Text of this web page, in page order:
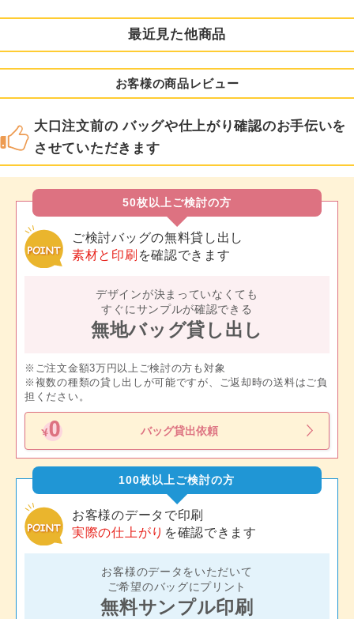
最近見た他商品
お客様の商品レビュー
大口注文前の バッグや仕上がり確認のお手伝いを
させていただきます
50枚以上ご検討の方
ご検討バッグの無料貸し出し
素材と印刷 を確認できます
デザインが決まっていなくても
すぐにサンプルが確認できる
無地バッグ貸し出し
※ご注文金額3万円以上ご検討の方も対象
※複数の種類の貸し出しが可能ですが、ご返却時の送料はご負
担ください。
バッグ貸出依頼
100枚以上ご検討の方
お客様のデータで印刷
実際の仕上がり を確認できます
お客様のデータをいただいて
ご希望のバッグにプリント
無料サンプル印刷